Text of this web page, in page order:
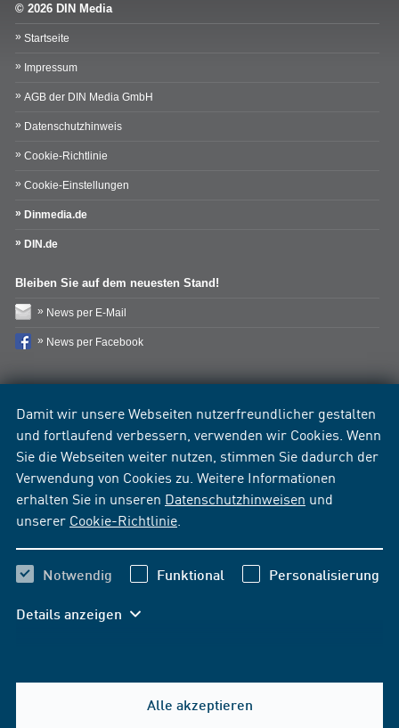
Damit wir unsere Webseiten nutzerfreundlicher gestalten
und fortlaufend verbessern, verwenden wir Cookies. Wenn
Sie die Webseiten weiter nutzen, stimmen Sie dadurch der
Verwendung von Cookies zu. Weitere Informationen
erhalten Sie in unseren Datenschutzhinweisen und
unserer Cookie-Richtlinie
Notwendig Funktional Personalisierung
Details anzeigen
Alle akzeptieren
© 2026 DIN Media
Startseite
Impressum
AGB der DIN Media GmbH
Datenschutzhinweis
Cookie-Richtlinie
Cookie-Einstellungen
Dinmedia.de
DIN.de
Bleiben Sie auf dem neuesten Stand!
News per E-Mail
News per Facebook